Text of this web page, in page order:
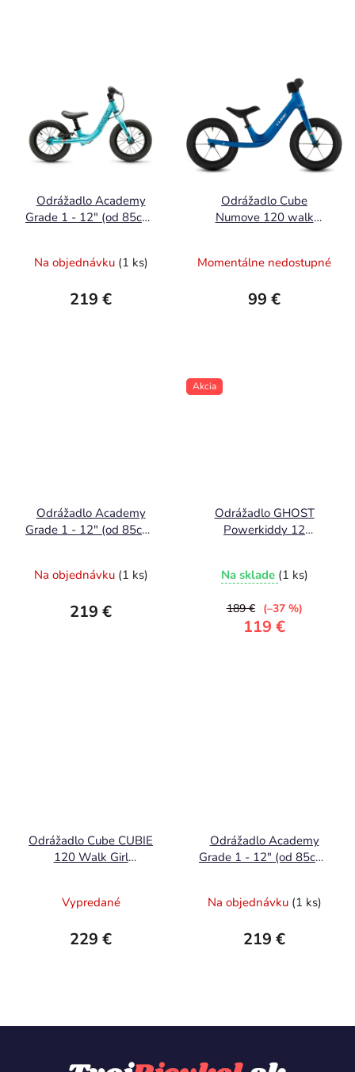
Odrážadlo Academy
Grade 1 - 12" (od 85cm)
Na objednávku (1 ks)
219 €
Odrážadlo Cube
Numove 120 walk
Momentálne nedostupné
99 €
Odrážadlo Academy
Grade 1 - 12" (od 85cm)
Na objednávku (1 ks)
219 €
Akcia
Odrážadlo GHOST
Powerkiddy 12
Na sklade (1 ks)
119 €
189 € (–37 %)
Odrážadlo Cube CUBIE
120 Walk Girl
Vypredané
229 €
Odrážadlo Academy
Grade 1 - 12" (od 85cm)
Na objednávku (1 ks)
219 €